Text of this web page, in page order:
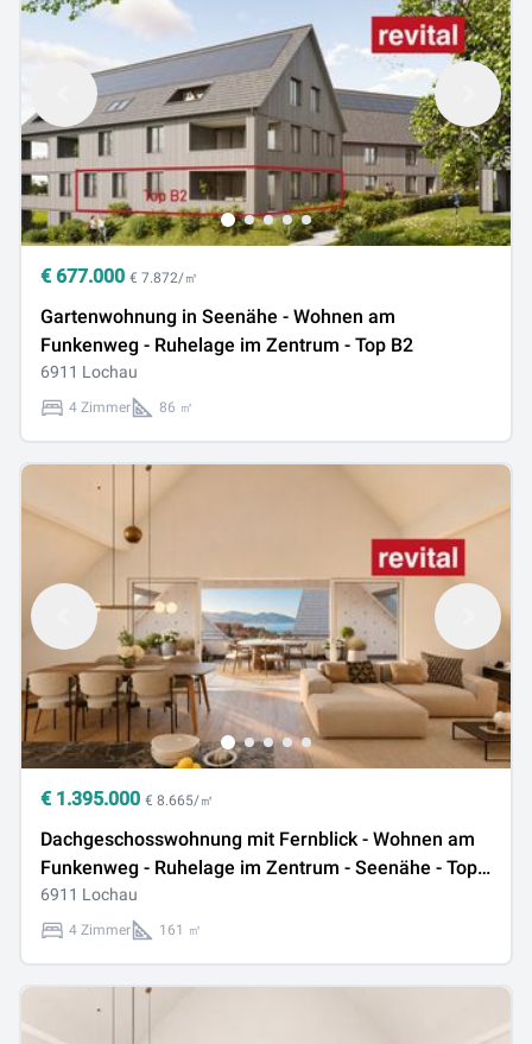
€ 677.000 € 7.872/㎡
Gartenwohnung in Seenähe - Wohnen am
Funkenweg - Ruhelage im Zentrum - Top B2
6911 Lochau
4 Zimmer 86 ㎡
€ 1.395.000 € 8.665/㎡
Dachgeschosswohnung mit Fernblick - Wohnen am
Funkenweg - Ruhelage im Zentrum - Seenähe - Top
C6
6911 Lochau
4 Zimmer 161 ㎡